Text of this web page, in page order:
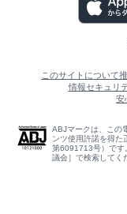
このサイトについて
情報セキュリ
安
ABJマークは、この
ンツ使用許諾を得た
第6091713号）です
議会］で検索してく